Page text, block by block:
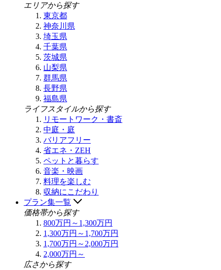
エリアから探す
東京都
神奈川県
埼玉県
千葉県
茨城県
山梨県
群馬県
長野県
福島県
ライフスタイルから探す
リモートワーク・書斎
中庭・庭
バリアフリー
省エネ・ZEH
ペットと暮らす
音楽・映画
料理を楽しむ
収納にこだわり
プラン集一覧
価格帯から探す
800万円～1,300万円
1,300万円～1,700万円
1,700万円～2,000万円
2,000万円～
広さから探す